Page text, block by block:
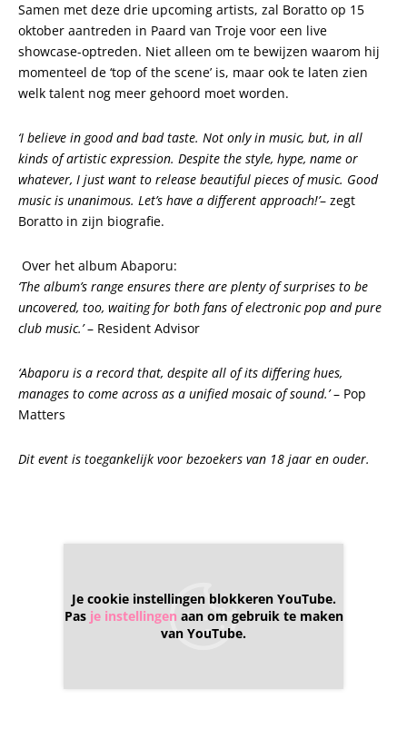
Samen met deze drie upcoming artists, zal Boratto op 15
oktober aantreden in Paard van Troje voor een live
showcase-optreden. Niet alleen om te bewijzen waarom hij
momenteel de ‘top of the scene’ is, maar ook te laten zien
welk talent nog meer gehoord moet worden.
‘I believe in good and bad taste. Not only in music, but, in all
kinds of artistic expression. Despite the style, hype, name or
whatever, I just want to release beautiful pieces of music. Good
music is unanimous. Let’s have a different approach!’– zegt
Boratto in zijn biografie.
Over het album Abaporu:
‘The album’s range ensures there are plenty of surprises to be
uncovered, too, waiting for both fans of electronic pop and pure
club music.’– Resident Advisor
‘Abaporu is a record that, despite all of its differing hues,
manages to come across as a unified mosaic of sound.’– Pop
Matters
Dit event is toegankelijk voor bezoekers van 18 jaar en ouder.
Je cookie instellingen blokkeren YouTube.
Pas je instellingen aan om gebruik te maken
van YouTube.